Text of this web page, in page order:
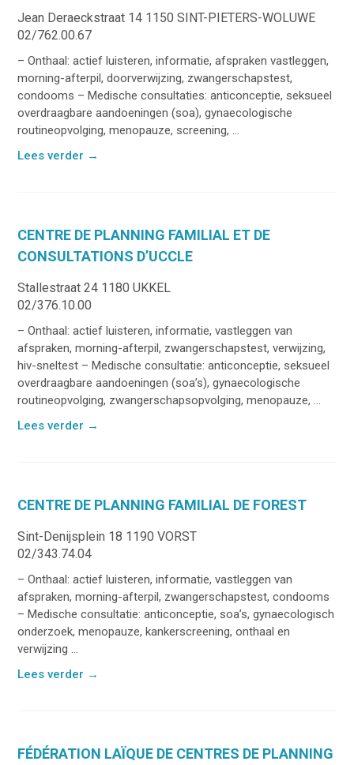
Jean Deraeckstraat 14 1150 SINT-PIETERS-WOLUWE
02/762.00.67
– Onthaal: actief luisteren, informatie, afspraken vastleggen,
morning-afterpil, doorverwijzing, zwangerschapstest,
condooms – Medische consultaties: anticonceptie, seksueel
overdraagbare aandoeningen (soa), gynaecologische
routineopvolging, menopauze, screening, ...
Lees verder →
CENTRE DE PLANNING FAMILIAL ET DE
CONSULTATIONS D’UCCLE
Stallestraat 24 1180 UKKEL
02/376.10.00
– Onthaal: actief luisteren, informatie, vastleggen van
afspraken, morning-afterpil, zwangerschapstest, verwijzing,
hiv-sneltest – Medische consultatie: anticonceptie, seksueel
overdraagbare aandoeningen (soa’s), gynaecologische
routineopvolging, zwangerschapsopvolging, menopauze, ...
Lees verder →
CENTRE DE PLANNING FAMILIAL DE FOREST
Sint-Denijsplein 18 1190 VORST
02/343.74.04
– Onthaal: actief luisteren, informatie, vastleggen van
afspraken, morning-afterpil, zwangerschapstest, condooms
– Medische consultatie: anticonceptie, soa’s, gynaecologisch
onderzoek, menopauze, kankerscreening, onthaal en
verwijzing ...
Lees verder →
FÉDÉRATION LAÏQUE DE CENTRES DE PLANNING